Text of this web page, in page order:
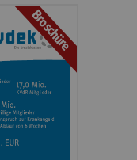
Broschüre